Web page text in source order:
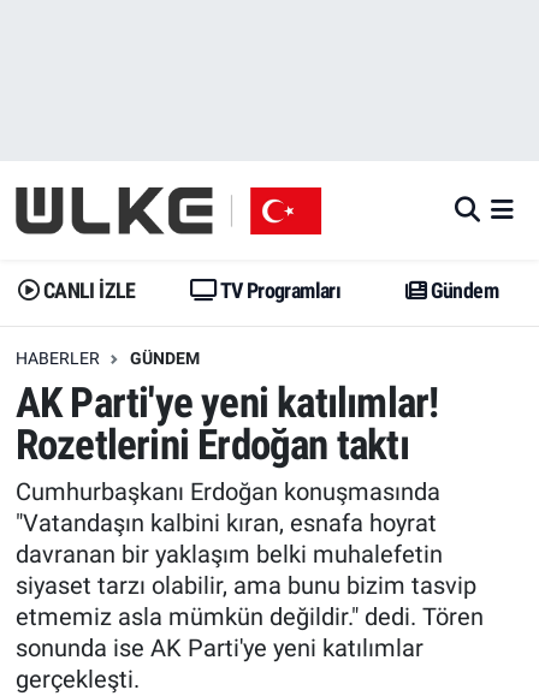
CANLI İZLE TV Programları Gündem
HABERLER GÜNDEM
AK Parti'ye yeni katılımlar!
Rozetlerini Erdoğan taktı
Cumhurbaşkanı Erdoğan konuşmasında
"Vatandaşın kalbini kıran, esnafa hoyrat
davranan bir yaklaşım belki muhalefetin
siyaset tarzı olabilir, ama bunu bizim tasvip
etmemiz asla mümkün değildir." dedi. Tören
sonunda ise AK Parti'ye yeni katılımlar
gerçekleşti.
Gündem
Dünya
Erişim Bilgileri
Ekonomi
Trend
Özel Haberler
Yazarlar
Gündem
Trend
Erişim Bilgileri
Spor
Ekonomi
Dünya
Medya
İstanbul Namaz Vakitleri
Trafik Durumu
Erişim Bilgileri
Tüm Manşetler
Son Dakika Haberleri
Haber Arşivi